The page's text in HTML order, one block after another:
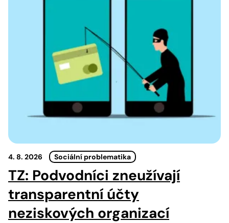
4. 8. 2026 Sociální problematika
TZ: Podvodníci zneužívají
transparentní účty
neziskových organizací